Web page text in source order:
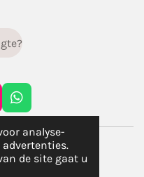
analyse-
de site gaat u
W
h
a
t
s